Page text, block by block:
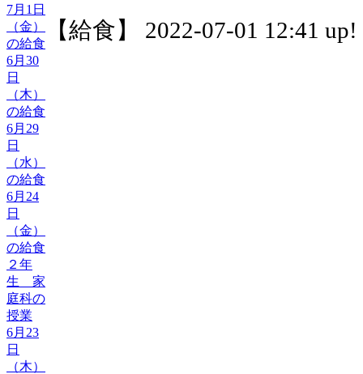
7月1日
（金）
の給食
6月30
日
（木）
の給食
6月29
日
（水）
の給食
6月24
日
（金）
の給食
２年
生 家
庭科の
授業
6月23
日
（木）
【給食】 2022-07-01 12:41 up!